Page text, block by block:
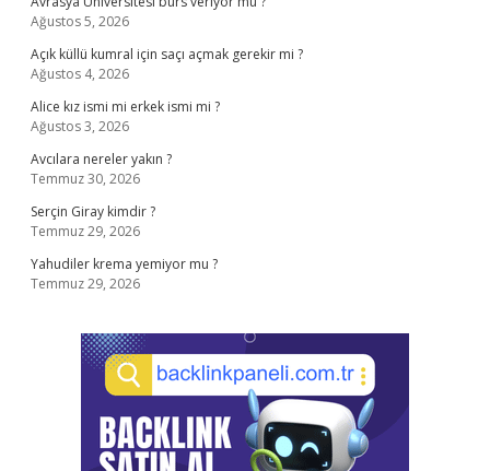
Ağustos 5, 2026
Açık küllü kumral için saçı açmak gerekir mi ?
Ağustos 4, 2026
Alice kız ismi mi erkek ismi mi ?
Ağustos 3, 2026
Avcılara nereler yakın ?
Temmuz 30, 2026
Serçin Giray kimdir ?
Temmuz 29, 2026
Yahudiler krema yemiyor mu ?
Temmuz 29, 2026